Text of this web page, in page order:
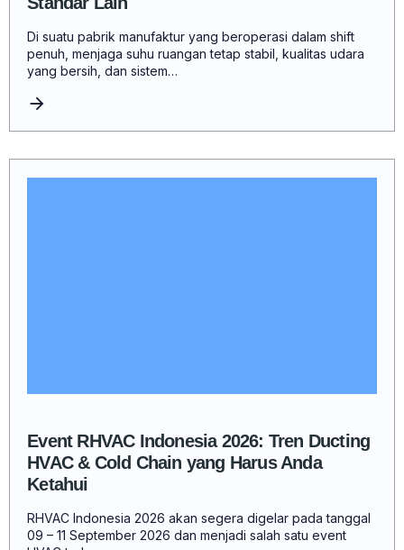
Di suatu pabrik manufaktur yang beroperasi dalam shift
penuh, menjaga suhu ruangan tetap stabil, kualitas udara
yang bersih, dan sistem…
Event RHVAC Indonesia 2026: Tren Ducting
HVAC & Cold Chain yang Harus Anda
Ketahui
RHVAC Indonesia 2026 akan segera digelar pada tanggal
09 – 11 September 2026 dan menjadi salah satu event